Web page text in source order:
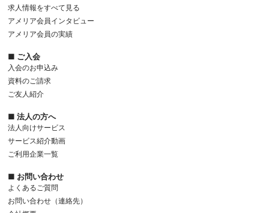
求人情報をすべて見る
アメリア会員インタビュー
アメリア会員の実績
■ ご入会
入会のお申込み
資料のご請求
ご友人紹介
■ 法人の方へ
法人向けサービス
サービス紹介動画
ご利用企業一覧
■ お問い合わせ
よくあるご質問
お問い合わせ（連絡先）